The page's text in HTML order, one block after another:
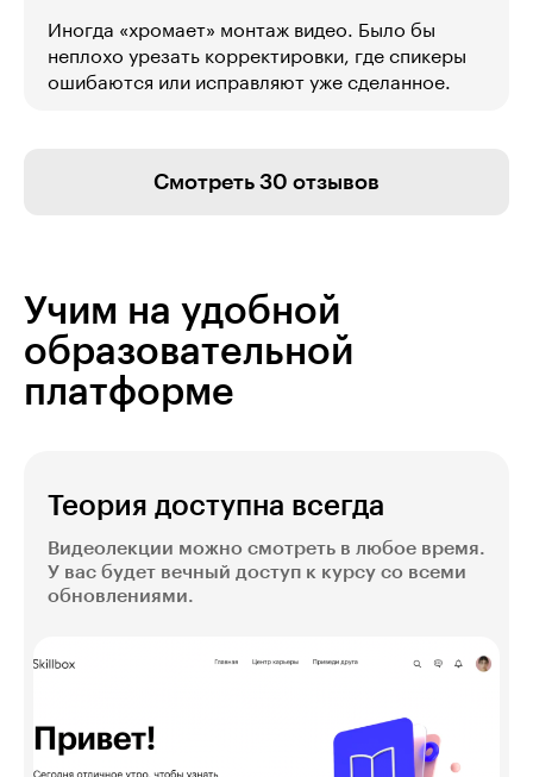
Иногда «хромает» монтаж видео. Было бы
неплохо урезать корректировки, где спикеры
ошибаются или исправляют уже сделанное.
Смотреть 30 отзывов
Учим на удобной
образовательной
платформе
Теория доступна всегда
Видеолекции можно смотреть в любое время.
У вас будет вечный доступ к курсу со всеми
обновлениями.